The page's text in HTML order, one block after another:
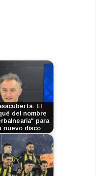
El
del nombre
para
nuevo disco